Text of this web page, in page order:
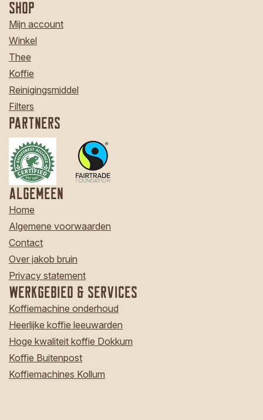
Shop
Mijn account
Winkel
Thee
Koffie
Reinigingsmiddel
Filters
Partners
Algemeen
Home
Algemene voorwaarden
Contact
Over jakob bruin
Privacy statement
Werkgebied & Services
Koffiemachine onderhoud
Heerlijke koffie leeuwarden
Hoge kwaliteit koffie Dokkum
Koffie Buitenpost
Koffiemachines Kollum